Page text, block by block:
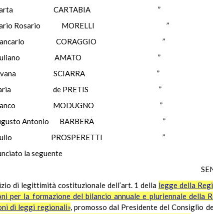
CARTABIA ”
Rosario MORELLI ”
CORAGGIO ”
AMATO ”
SCIARRA ”
de PRETIS ”
MODUGNO ”
Antonio BARBERA ”
PROSPERETTI ”
la seguente
di legittimità costituzionale dell’art. 1 della legge della
per la formazione del bilancio annuale e pluriennale della
di leggi regionali», promosso dal Presidente del Consiglio